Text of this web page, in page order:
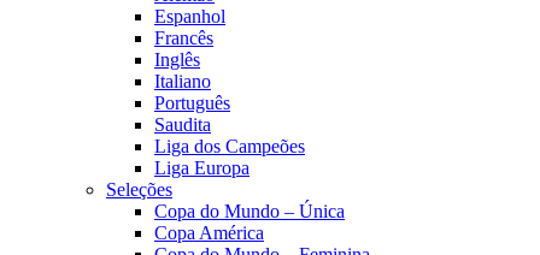
Espanhol
Francês
Inglês
Italiano
Português
Saudita
Liga dos Campeões
Liga Europa
Seleções
Copa do Mundo – Única
Copa América